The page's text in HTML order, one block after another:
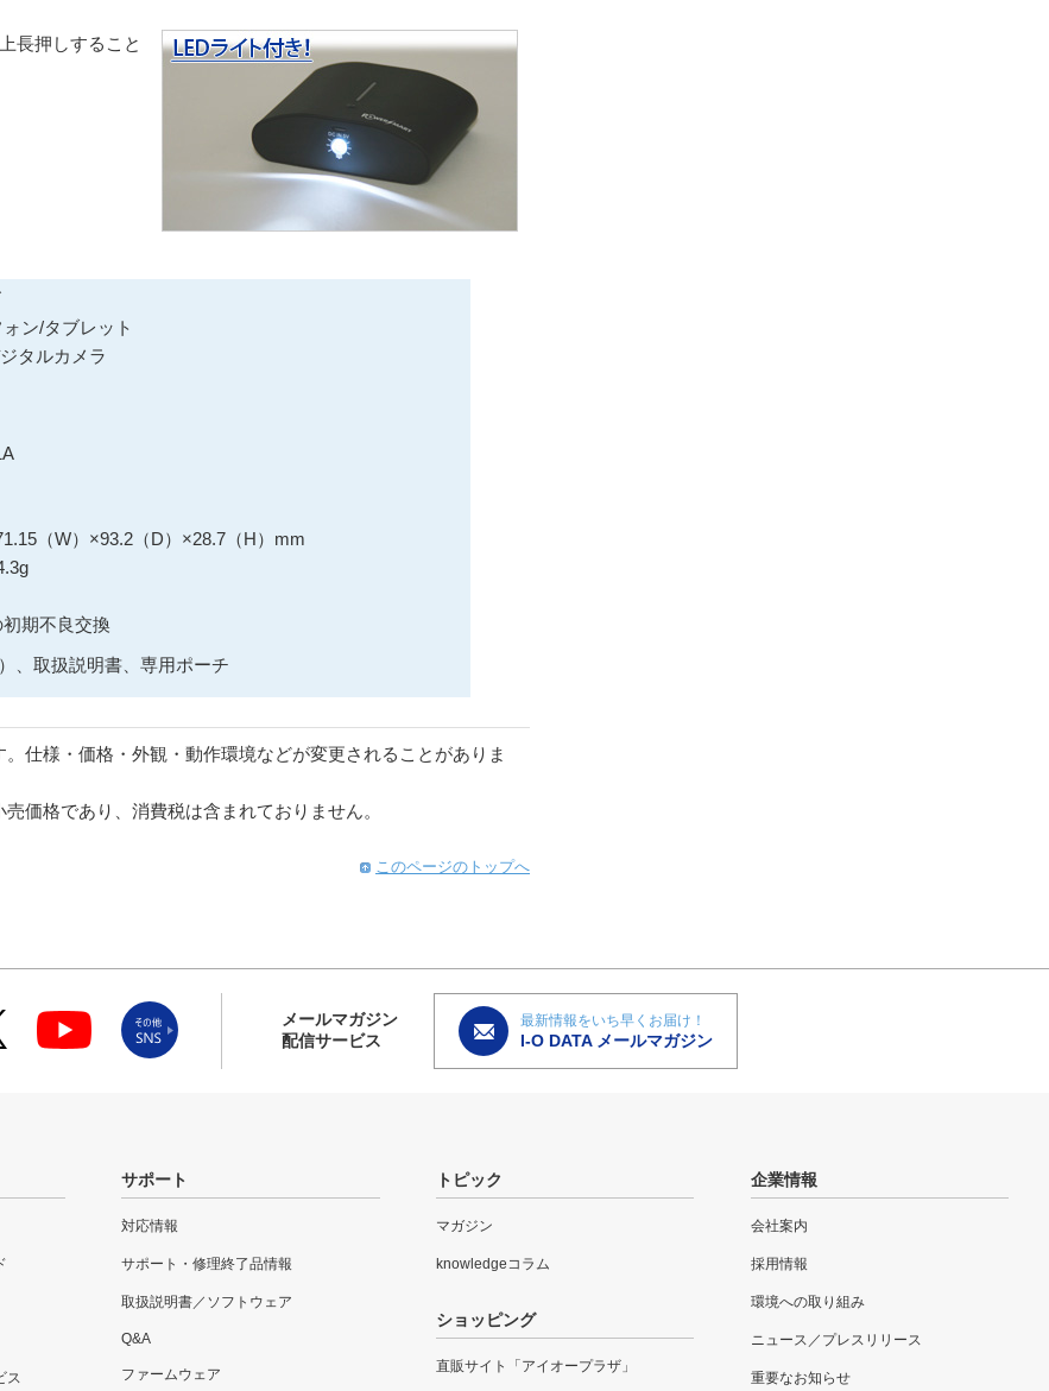
長押しすること
ン/タブレット
タルカメラ
（W）×93.2（D）×28.7（H）mm
期不良交換
、取扱説明書、専用ポーチ
仕様・価格・外観・動作環境などが変更されることがありま
価格であり、消費税は含まれておりません。
このページのトップへ
メールマガジン
配信サービス
最新情報をいち早くお届け！
I-O DATA メールマガジン
ス
サポート
対応情報
サポート・修理終了品情報
取扱説明書／ソフトウェア
Q&A
ファームウェア
トピック
マガジン
knowledgeコラム
ショッピング
直販サイト「アイオープラザ」
企業情報
会社案内
採用情報
環境への取り組み
ニュース／プレスリリース
重要なお知らせ